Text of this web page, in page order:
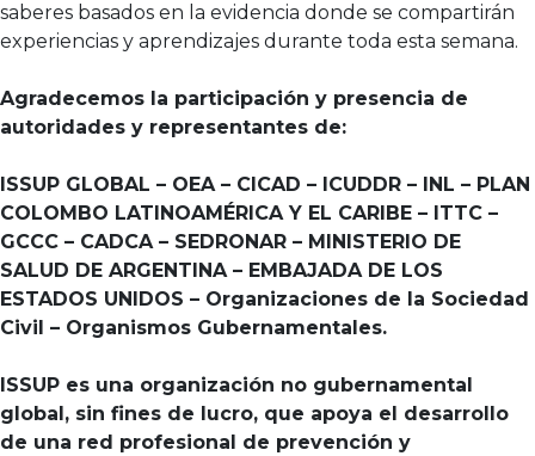
saberes basados en la evidencia donde se compartirán
experiencias y aprendizajes durante toda esta semana.
Agradecemos la participación y presencia de
autoridades y representantes de:
ISSUP GLOBAL – OEA – CICAD – ICUDDR – INL – PLAN
COLOMBO LATINOAMÉRICA Y EL CARIBE – ITTC –
GCCC – CADCA – SEDRONAR – MINISTERIO DE
SALUD DE ARGENTINA – EMBAJADA DE LOS
ESTADOS UNIDOS – Organizaciones de la Sociedad
Civil – Organismos Gubernamentales.
ISSUP es una organización no gubernamental
global, sin fines de lucro, que apoya el desarrollo
de una red profesional de prevención y